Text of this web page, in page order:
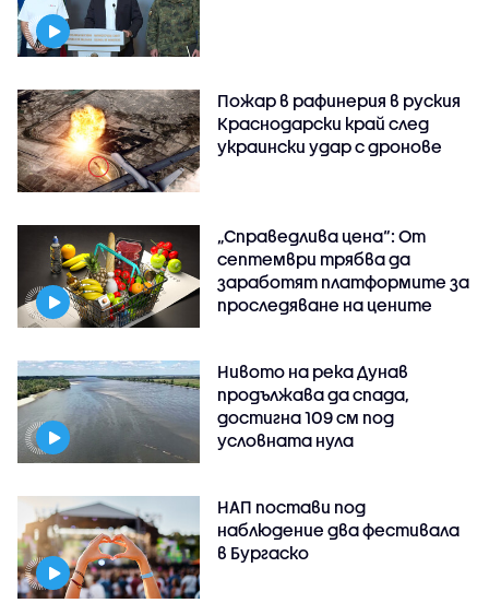
Пожар в рафинерия в руския
Краснодарски край след
украински удар с дронове
„Справедлива цена“: От
септември трябва да
заработят платформите за
проследяване на цените
Нивото на река Дунав
продължава да спада,
достигна 109 см под
условната нула
НАП постави под
наблюдение два фестивала
в Бургаско